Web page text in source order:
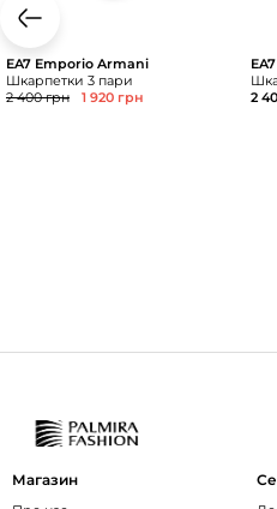
EA7 Emporio Armani
Шкарпетки 3 пари
2 400 грн
1 920 грн
2
Магазин